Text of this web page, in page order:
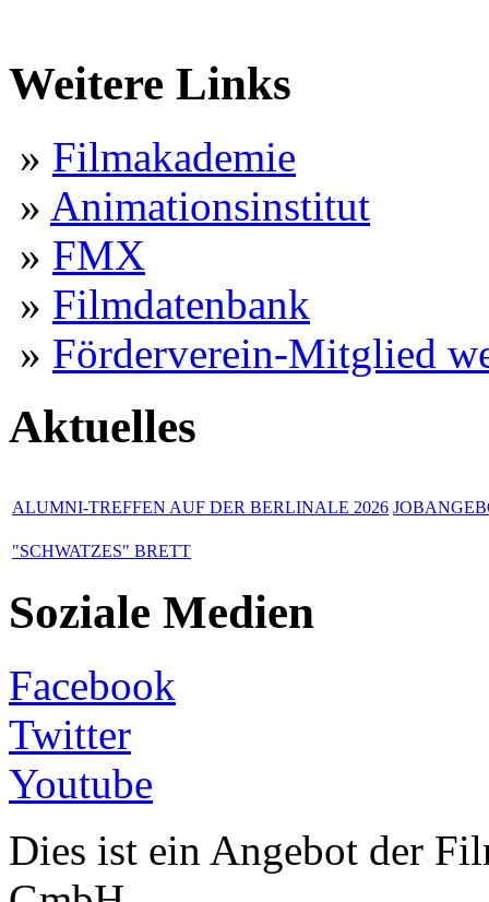
Weitere Links
» Filmakademie
» Animationsinstitut
» FMX
» Filmdatenbank
» Förderverein-Mitglied
Aktuelles
ALUMNI-TREFFEN AUF DER BERLINALE 2026
"SCHWATZES" BRETT
Soziale Medien
Facebook
Twitter
Youtube
Dies ist ein Angebot der